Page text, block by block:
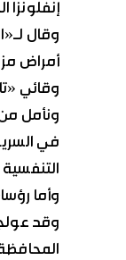
إنفلونزا الخنازير،
وقال
أمراض
وقائي
ونأمل من
في
التنفسية
وأما
وقد
المحافظة